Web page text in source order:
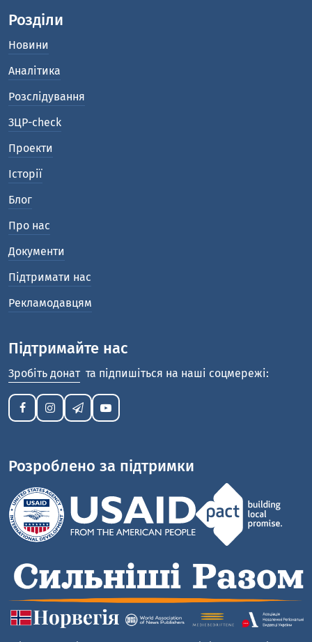
Розділи
Новини
Аналітика
Розслідування
ЗЦР-check
Проекти
Історії
Блог
Про нас
Документи
Підтримати нас
Рекламодавцям
Підтримайте нас
Зробіть донат та підпишіться на наші соцмережі:
Розроблено за підтримки